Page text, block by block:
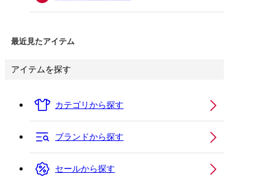
最近見たアイテム
アイテムを探す
カテゴリから探す
ブランドから探す
セールから探す